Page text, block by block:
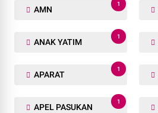
AMN
1
ANAK YATIM
1
APARAT
1
APEL PASUKAN
1